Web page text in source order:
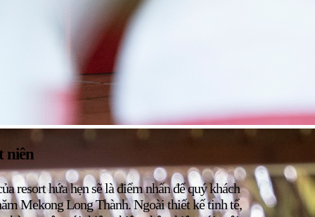
niên
resort hứa hẹn sẽ là điểm nhấn để quý khách
Mekong Long Thành. Ngoài thiết kế tinh tế,